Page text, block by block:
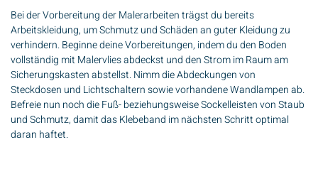
Bei der Vorbereitung der Malerarbeiten trägst du bereits
Arbeitskleidung, um Schmutz und Schäden an guter Kleidung zu
verhindern. Beginne deine Vorbereitungen, indem du den Boden
vollständig mit Malervlies abdeckst und den Strom im Raum am
Sicherungskasten abstellst. Nimm die Abdeckungen von
Steckdosen und Lichtschaltern sowie vorhandene Wandlampen ab.
Befreie nun noch die Fuß- beziehungsweise Sockelleisten von Staub
und Schmutz, damit das Klebeband im nächsten Schritt optimal
daran haftet.